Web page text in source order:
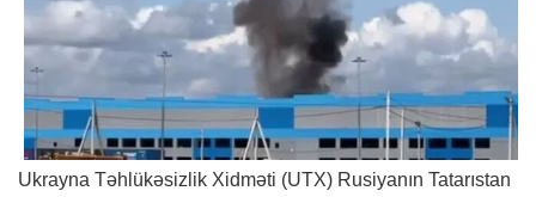
Ukrayna Təhlükəsizlik Xidməti (UTX) Rusiyanın Tatarıstan